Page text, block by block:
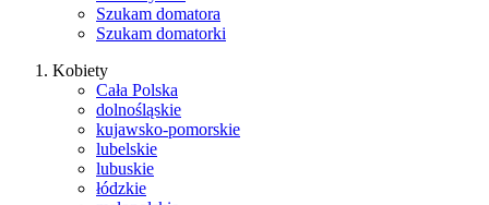
Szukam domatora
Szukam domatorki
Kobiety
Cała Polska
dolnośląskie
kujawsko-pomorskie
lubelskie
lubuskie
łódzkie